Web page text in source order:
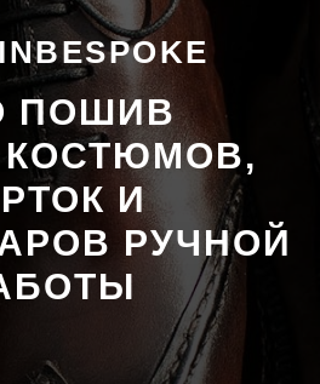
ПОШИВ
КОСТЮМОВ,
И
РУЧНОЙ